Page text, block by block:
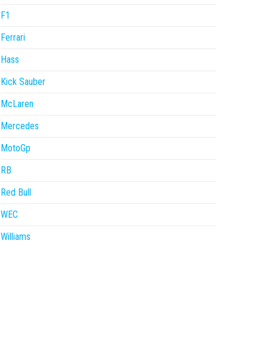
F1
Ferrari
Hass
Kick Sauber
McLaren
Mercedes
MotoGp
RB
Red Bull
WEC
Williams